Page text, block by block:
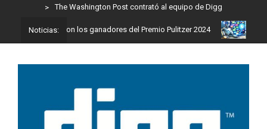
> The Washington Post contrató al equipo de Digg
Noticias:
Estos son los ganadores del Premio Pulitzer 2024